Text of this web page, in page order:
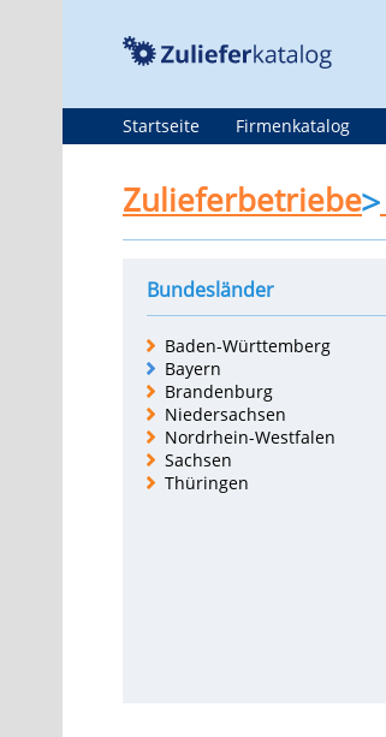
Startseite Firmenkatalog
Zulieferbetriebe
Bundesländer
Baden-Württemberg
Bayern
Brandenburg
Niedersachsen
Nordrhein-Westfalen
Sachsen
Thüringen